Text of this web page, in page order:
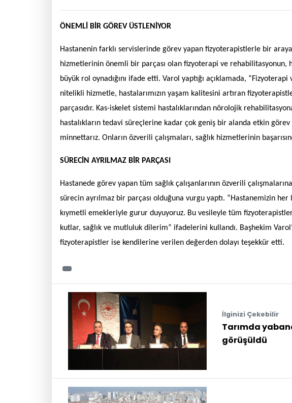
ÖNEMLİ BİR GÖREV ÜSTLENİYOR
Hastanenin farklı servislerinde görev yapan fizyoterapistlerle bir
hizmetlerinin önemli bir parçası olan fizyoterapi ve rehabilitasyonun,
büyük rol oynadığını ifade etti. Varol yaptığı açıklamada,
nitelikli hizmetle, hastalarımızın yaşam kalitesini artıran
parçasıdır. Kas-iskelet sistemi hastalıklarından nörolojik
hastalıkların tedavi süreçlerine kadar çok geniş bir alanda etkin
minnettarız. Onların özverili çalışmaları, sağlık hizmetlerinin
SÜRECİN AYRILMAZ BİR PARÇASI
Hastanede görev yapan tüm sağlık çalışanlarının özverili
sürecin ayrılmaz bir parçası olduğuna vurgu yaptı. “Hastanemizin
kıymetli emekleriyle gurur duyuyoruz. Bu vesileyle tüm
kutlar, sağlık ve mutluluk dilerim” ifadelerini kullandı. Başhekim
fizyoterapistler ise kendilerine verilen değerden dolayı teşekkür etti.
İlginizi Çekebilir
Tarımda
görüşüldü